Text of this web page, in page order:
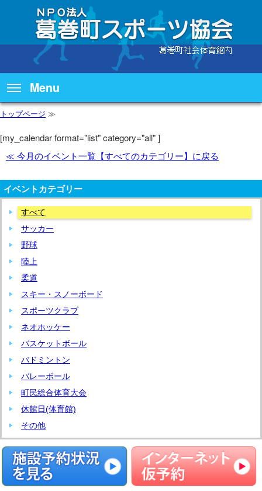
Menu
トップページ ≫
[my_calendar format="list" category="all" ]
≪ 今月のイベント一覧【すべてのカテゴリー】に戻る
イベントカテゴリー
すべて
サッカー
野球
陸上
柔道
スキー・スノーボード
スポーツクラブ
ネオホッケー
バスケットボール
バドミントン
バレーボール
町民総合体育大会
休館日(体育館)
その他